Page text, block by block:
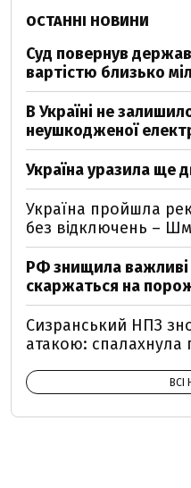
ОСТАННІ НОВИНИ
Суд повернув
вартістю близько
В Україні не
неушкодженої
Україна уразила ще
Україна пройшла
без відключень –
РФ знищила важливі
скаржаться на
Сизранський НПЗ
атакою: спалахнула